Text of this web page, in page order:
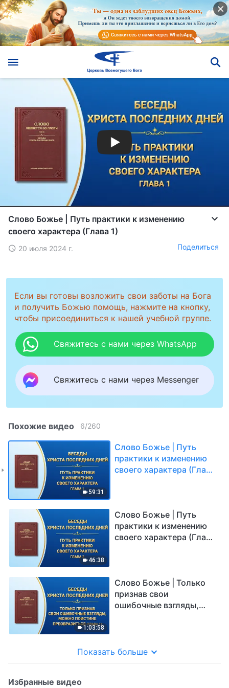
Слово Божье | Путь практики к изменению
своего характера (Глава 1)
20 июля 2024 г. Поделиться
Если вы готовы возложить свои заботы на Бога
и получить Божью помощь, нажмите на кнопку,
чтобы присоединиться к нашей учебной группе.
Свяжитесь с нами через WhatsApp
Свяжитесь с нами через Messenger
Похожие видео 6/260
59:31
Слово Божье | Путь
практики к изменению
своего характера (Глава
46:38
Слово Божье | Путь
практики к изменению
своего характера (Глава
1:03:58
Слово Божье | Только
признав свои
ошибочные взгляды,
Показать больше
Избранные видео